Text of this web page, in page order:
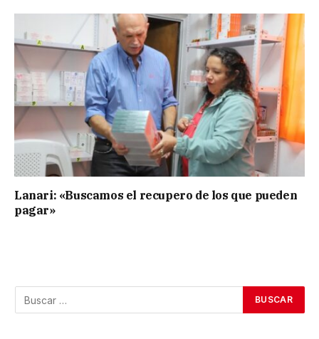
Lanari: «Buscamos el recupero de los que pueden
pagar»